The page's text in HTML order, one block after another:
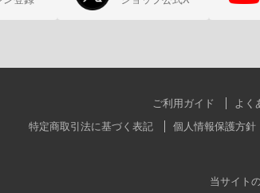
ご利用ガイド よく
特定商取引法に基づく表記
個人情報保護方針
当サイト